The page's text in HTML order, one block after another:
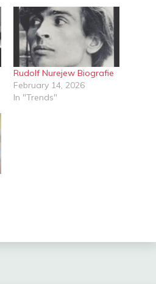
Rudolf Nurejew Biografie
February 14, 2026
In "Trends"